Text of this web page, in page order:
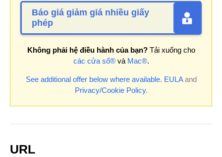
Báo giá giảm giá nhiều giấy
phép
Không phải hệ điều hành của bạn?Tải xuống cho
các cửa sổ®và Mac®.
See additional offer below where available. EULAand
Privacy/Cookie Policy.
URL